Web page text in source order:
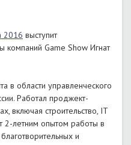
2016 выступит
компаний Game Show Игнат
в области управленческого
Работал проджект-
включая строительство, IT
2-летним опытом работы в
и